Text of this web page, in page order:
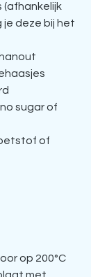
(afhankelijk
je deze bij het
sugar of
of
op 200°C